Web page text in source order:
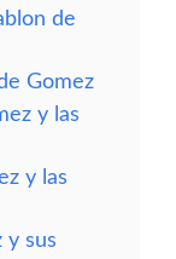
de
Gomez
y las
y las
y sus